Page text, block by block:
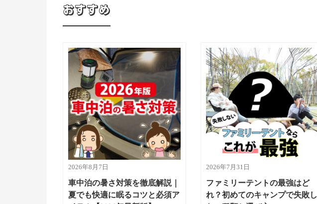
おすすめ
2026年8月7日
車中泊の暑さ対策を徹底解説｜
夏でも快適に眠るコツと必須ア
2026年7月31日
ファミリーテントの最強はど
れ？初めてのキャンプで失敗し